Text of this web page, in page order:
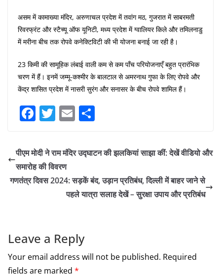
असम में कामाख्या मंदिर, अरुणाचल प्रदेश में तवांग मठ, गुजरात में साबरमती
रिवरफ्रंट और स्टैच्यू ऑफ यूनिटी, मध्य प्रदेश में ग्वालियर किले और तमिलनाडु
में मरीना बीच तक रोपवे कनेक्टिविटी की भी योजना बनाई जा रही है।
23 किमी की सामूहिक लंबाई वाली कम से कम पाँच परियोजनाएँ बहुत प्रारंभिक
चरण में हैं। इनमें जम्मू-कश्मीर के बालटाल से अमरनाथ गुफा के लिए रोपवे और
केंद्र शासित प्रदेश में नासरी सुरंग और सनासर के बीच रोपवे शामिल हैं।
F
c
e
b
T
itt
er
E
ai
l
ar
e
पीएम मोदी ने राम मंदिर उद्घाटन की झलकियां साझा कीं: देखें वीडियो और
समारोह की विवरण
गणतंत्र दिवस 2024: सड़कें बंद, उड़ान प्रतिबंध, दिल्ली में बाहर जाने से
पहले यात्रा सलाह देखें – सुरक्षा उपाय और प्रतिबंध
Leave a Reply
Your email address will not be published. Required
fields are marked *